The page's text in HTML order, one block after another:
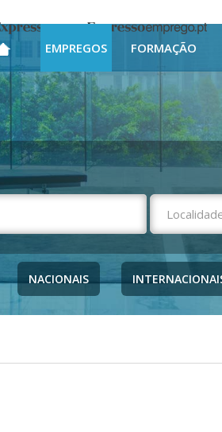
Expresso Emprego
EMPREGOS FORMAÇÃO
NACIONAIS